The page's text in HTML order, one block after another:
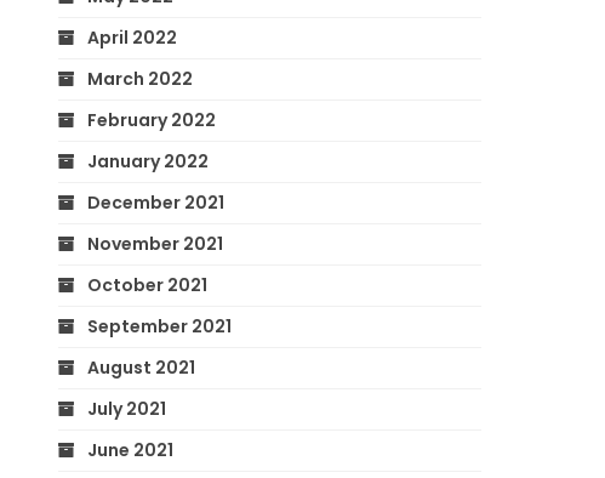
April 2022
March 2022
February 2022
January 2022
December 2021
November 2021
October 2021
September 2021
August 2021
July 2021
June 2021